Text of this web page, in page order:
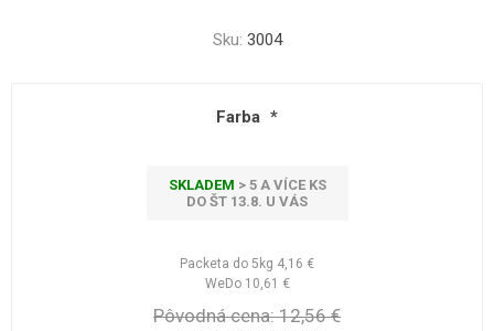
Sku: 3004
Farba *
SKLADEM > 5 A VÍCE KS
DO ŠT 13.8. U VÁS
Packeta do 5kg 4,16 €
WeDo 10,61 €
Pôvodná cena: 12,56 €